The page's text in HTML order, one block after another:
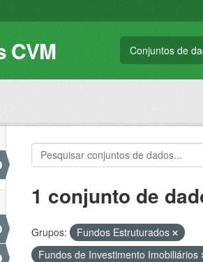
CVM Conjuntos de
1 conjunto de
Grupos:
Fundos Estruturados
Fundos de Investimento Imobiliários